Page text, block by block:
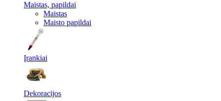
Maistas, papildai
Maistas
Maisto papildai
Įrankiai
Dekoracijos